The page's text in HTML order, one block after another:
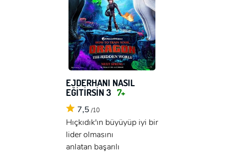
EJDERHANI NASIL
EĞİTİRSİN 3 7+
7,5 /10
Hıçkıdık'ın büyüyüp iyi bir
lider olmasını
anlatan başarılı